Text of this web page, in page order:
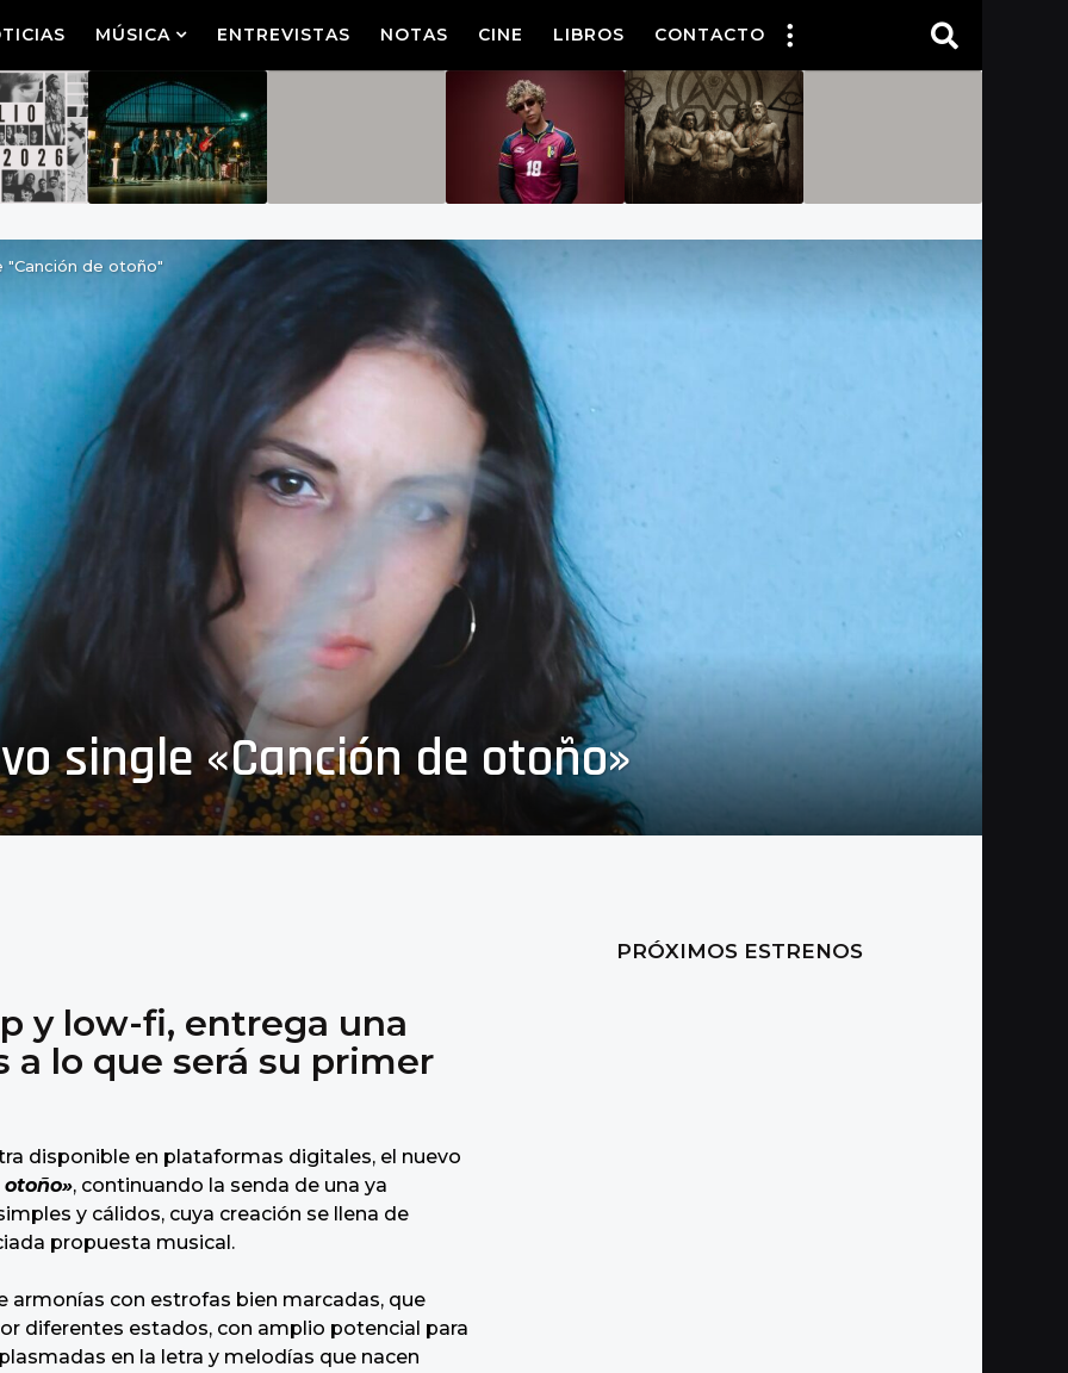
MÚSICA ENTREVISTAS NOTAS CINE LIBROS CONTACTO
"Canción de otoño"
single «Canción de otoño»
y low-fi, entrega una
a lo que será su primer
disponible en plataformas digitales, el nuevo
otoño», continuando la senda de una ya
y cálidos, cuya creación se llena de
propuesta musical.
armonías con estrofas bien marcadas, que
diferentes estados, con amplio potencial para
en la letra y melodías que nacen
PRÓXIMOS ESTRENOS